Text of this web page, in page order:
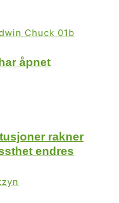
åpnet
rakner
endres